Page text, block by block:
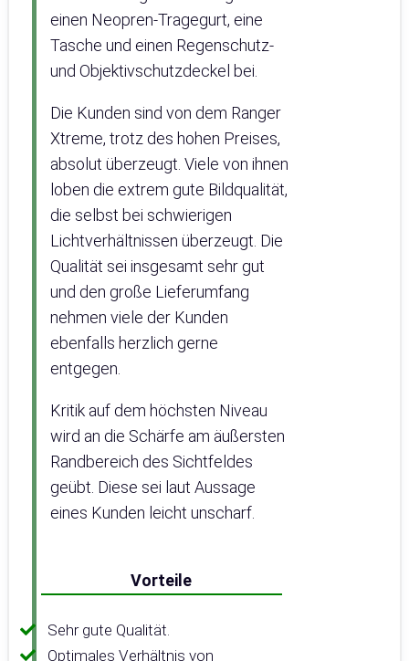
einen Neopren-Tragegurt, eine
Tasche und einen Regenschutz-
und Objektivschutzdeckel bei.
Die Kunden sind von dem Ranger
Xtreme, trotz des hohen Preises,
absolut überzeugt. Viele von ihnen
loben die extrem gute Bildqualität,
die selbst bei schwierigen
Lichtverhältnissen überzeugt. Die
Qualität sei insgesamt sehr gut
und den große Lieferumfang
nehmen viele der Kunden
ebenfalls herzlich gerne
entgegen.
Kritik auf dem höchsten Niveau
wird an die Schärfe am äußersten
Randbereich des Sichtfeldes
geübt. Diese sei laut Aussage
eines Kunden leicht unscharf.
Vorteile
Sehr gute Qualität.
Optimales Verhältnis von